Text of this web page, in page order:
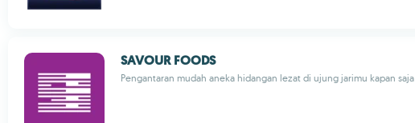
SAVOUR FOODS
Pengantaran mudah aneka hidangan lezat di ujung jarimu kapan saja